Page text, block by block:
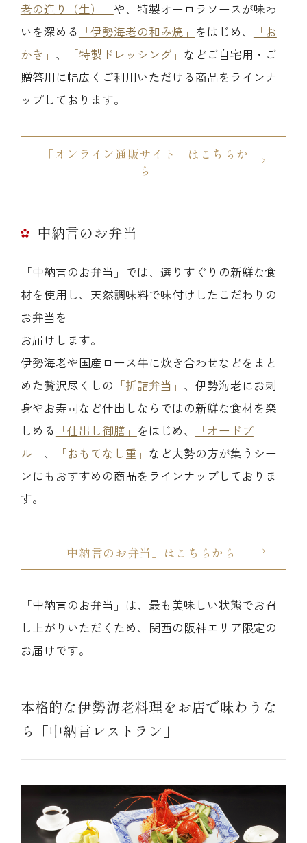
老の造り（生）」 や、特製オーロラソースが味わ
いを深める 「伊勢海老の和み焼」 をはじめ、
「お
かき」 、 「特製ドレッシング」 などご自宅用・ご
贈答用に幅広くご利用いただける商品をラインナ
ップしております。
「オンライン通販サイト」はこちらか
ら
中納言のお弁当
「中納言のお弁当」では、選りすぐりの新鮮な食
材を使用し、天然調味料で味付けしたこだわりの
お弁当を
お届けします。
伊勢海老や国産ロース牛に炊き合わせなどをまと
めた贅沢尽くしの 「折詰弁当」 、伊勢海老にお刺
身やお寿司など仕出しならではの新鮮な食材を楽
しめる 「仕出し御膳」 をはじめ、
「オードブ
ル」 、 「おもてなし重」 など大勢の方が集うシー
ンにもおすすめの商品をラインナップしておりま
す。
「中納言のお弁当」はこちらから
「中納言のお弁当」は、最も美味しい状態でお召
し上がりいただくため、関西の阪神エリア限定の
お届けです。
本格的な伊勢海老料理をお店で味わうな
ら「中納言レストラン」